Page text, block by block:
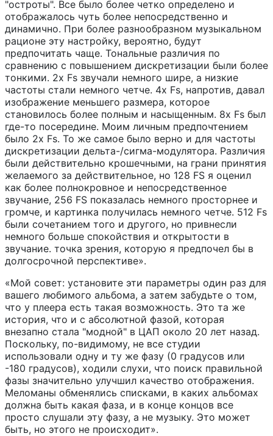
"остроты". Все было более четко определено и
отображалось чуть более непосредственно и
динамично. При более разнообразном музыкальном
рационе эту настройку, вероятно, будут
предпочитать чаще. Тональные различия по
сравнению с повышением дискретизации были более
тонкими. 2x Fs звучали немного шире, а низкие
частоты стали немного четче. 4x Fs, напротив, давал
изображение меньшего размера, которое
становилось более полным и насыщенным. 8x Fs был
где-то посередине. Моим личным предпочтением
было 2x Fs. То же самое было верно и для частоты
дискретизации дельта-/сигма-модулятора. Различия
были действительно крошечными, на грани принятия
желаемого за действительное, но 128 FS я оценил
как более полнокровное и непосредственное
звучание, 256 FS показалась немного просторнее и
громче, и картинка получилась немного четче. 512 Fs
были сочетанием того и другого, но привнесли
немного больше спокойствия и открытости в
звучание. точка зрения, которую я предпочел бы в
долгосрочной перспективе».
«Мой совет: установите эти параметры один раз для
вашего любимого альбома, а затем забудьте о том,
что у плеера есть такая возможность. Это та же
история, что и с абсолютной фазой, которая
внезапно стала "модной" в ЦАП около 20 лет назад.
Поскольку, по-видимому, не все студии
использовали одну и ту же фазу (0 градусов или
-180 градусов), ходили слухи, что поиск правильной
фазы значительно улучшил качество отображения.
Меломаны обменялись списками, в каких альбомах
должна быть какая фаза, и в конце концов все
просто слушали эту фазу, а не музыку. Это может
быть, но этого не происходит».